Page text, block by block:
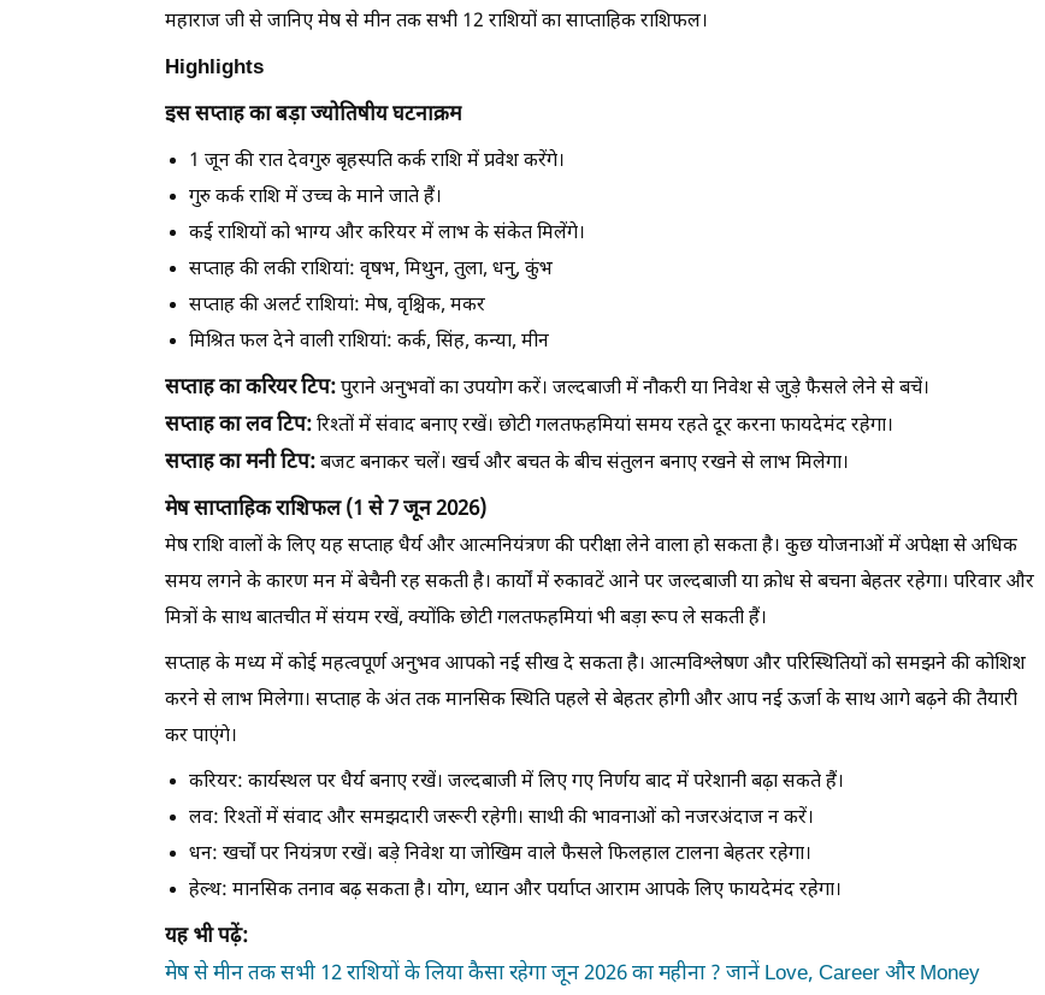
महाराज जी से जानिए मेष से मीन तक सभी 12 राशियों का साप्ताहिक राशिफल।
Highlights
इस सप्ताह का बड़ा ज्योतिषीय घटनाक्रम
1 जून की रात देवगुरु बृहस्पति कर्क राशि में प्रवेश करेंगे।
गुरु कर्क राशि में उच्च के माने जाते हैं।
कई राशियों को भाग्य और करियर में लाभ के संकेत मिलेंगे।
सप्ताह की लकी राशियां: वृषभ, मिथुन, तुला, धनु, कुंभ
सप्ताह की अलर्ट राशियां: मेष, वृश्चिक, मकर
मिश्रित फल देने वाली राशियां: कर्क, सिंह, कन्या, मीन
सप्ताह का करियर टिप:पुराने अनुभवों का उपयोग करें। जल्दबाजी में नौकरी या निवेश से जुड़े फैसले लेने से बचें।
सप्ताह का लव टिप:रिश्तों में संवाद बनाए रखें। छोटी गलतफहमियां समय रहते दूर करना फायदेमंद रहेगा।
सप्ताह का मनी टिप:बजट बनाकर चलें। खर्च और बचत के बीच संतुलन बनाए रखने से लाभ मिलेगा।
मेष साप्ताहिक राशिफल (1 से 7 जून 2026)
मेष राशि वालों के लिए यह सप्ताह धैर्य और आत्मनियंत्रण की परीक्षा लेने वाला हो सकता है। कुछ योजनाओं में अपेक्षा से अधिक
समय लगने के कारण मन में बेचैनी रह सकती है। कार्यों में रुकावटें आने पर जल्दबाजी या क्रोध से बचना बेहतर रहेगा। परिवार और
मित्रों के साथ बातचीत में संयम रखें, क्योंकि छोटी गलतफहमियां भी बड़ा रूप ले सकती हैं।
सप्ताह के मध्य में कोई महत्वपूर्ण अनुभव आपको नई सीख दे सकता है। आत्मविश्लेषण और परिस्थितियों को समझने की कोशिश
करने से लाभ मिलेगा। सप्ताह के अंत तक मानसिक स्थिति पहले से बेहतर होगी और आप नई ऊर्जा के साथ आगे बढ़ने की तैयारी
कर पाएंगे।
करियर: कार्यस्थल पर धैर्य बनाए रखें। जल्दबाजी में लिए गए निर्णय बाद में परेशानी बढ़ा सकते हैं।
लव: रिश्तों में संवाद और समझदारी जरूरी रहेगी। साथी की भावनाओं को नजरअंदाज न करें।
धन: खर्चों पर नियंत्रण रखें। बड़े निवेश या जोखिम वाले फैसले फिलहाल टालना बेहतर रहेगा।
हेल्थ: मानसिक तनाव बढ़ सकता है। योग, ध्यान और पर्याप्त आराम आपके लिए फायदेमंद रहेगा।
यह भी पढ़ें:
मेष से मीन तक सभी 12 राशियों के लिया कैसा रहेगा जून 2026 का महीना ? जानें Love, Career और Money